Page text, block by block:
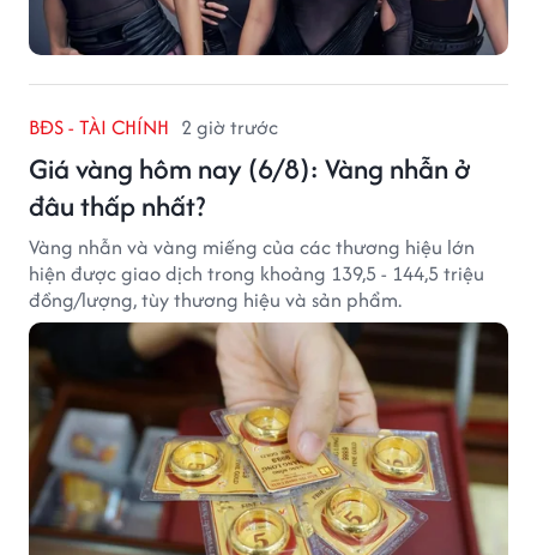
BĐS - TÀI CHÍNH 2 giờ trước
Giá vàng hôm nay (6/8): Vàng nhẫn ở
đâu thấp nhất?
Vàng nhẫn và vàng miếng của các thương hiệu lớn
hiện được giao dịch trong khoảng 139,5 - 144,5 triệu
đồng/lượng, tùy thương hiệu và sản phẩm.